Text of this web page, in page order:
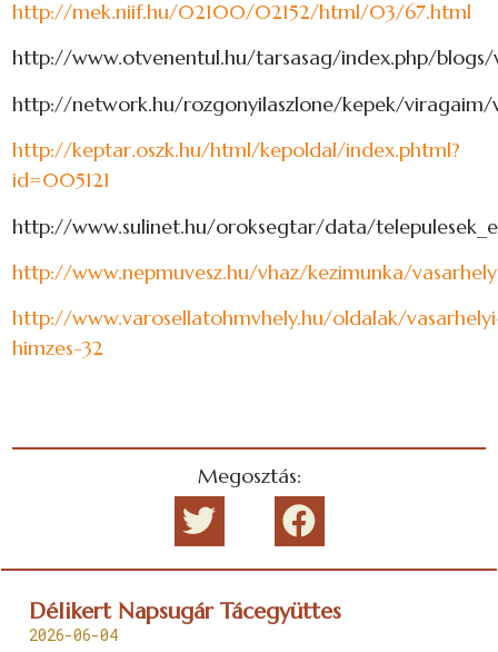
http://mek.niif.hu/02100/02152/html/03/67.html
http://www.otvenentul.hu/tarsasag/index.php/blogs/
http://network.hu/rozgonyilaszlone/kepek/viragaim/
http://keptar.oszk.hu/html/kepoldal/index.phtml?
id=005121
http://www.sulinet.hu/oroksegtar/data/
http://www.nepmuvesz.hu/vhaz/kezimunka/
http://www.varosellatohmvhely.hu/oldalak/
himzes-32
Megosztás:
Délikert Napsugár Tácegyüttes
2026-06-04